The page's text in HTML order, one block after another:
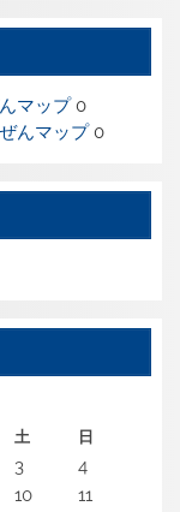
マップ0
んマップ0
土 日
3
4
10
11